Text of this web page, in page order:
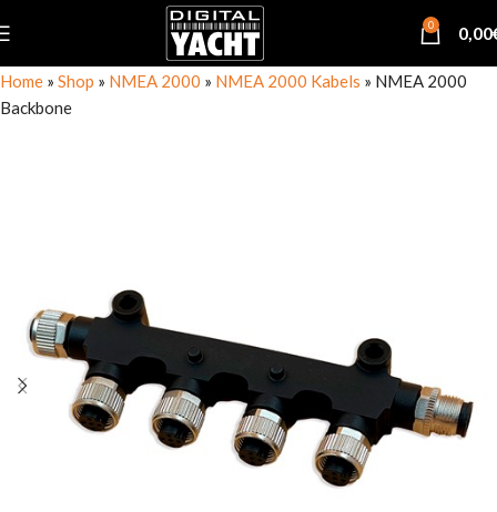
0 0,00
Home » Shop » NMEA 2000 » NMEA 2000 Kabels » NMEA 2000
Backbone